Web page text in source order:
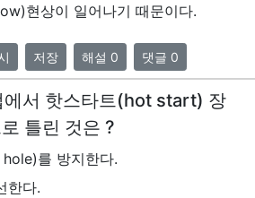
현상이 일어나기 때문이다.
저장 해설 0 댓글 0
에서 핫스타트(hot start) 장
틀린 것은 ?
를 방지한다.
한다.